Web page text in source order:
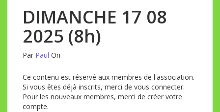
DIMANCHE 17 08
2025 (8h)
Par Paul On
Ce contenu est réservé aux membres de l'association.
Si vous êtes déjà inscrits, merci de vous connecter.
Pour les nouveaux membres, merci de créer votre
compte.